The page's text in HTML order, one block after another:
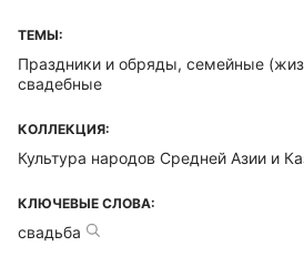
ТЕМЫ:
Праздники и обряды, семейные
свадебные
КОЛЛЕКЦИЯ:
Культура народов Средней Азии и
КЛЮЧЕВЫЕ СЛОВА:
свадьба